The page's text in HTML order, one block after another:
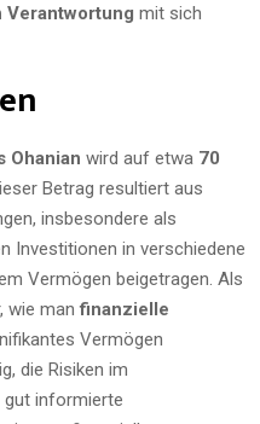
Verantwortung mit sich
Ohanian wird auf etwa 70
Betrag resultiert aus
insbesondere als
Investitionen in verschiedene
Vermögen beigetragen. Als
wie manfinanzielle
Vermögen
die Risiken im
gut informierte